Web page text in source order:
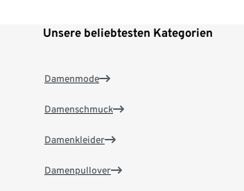
Unsere beliebtesten Kategorien
Damenmode
Damenschmuck
Damenkleider
Damenpullover